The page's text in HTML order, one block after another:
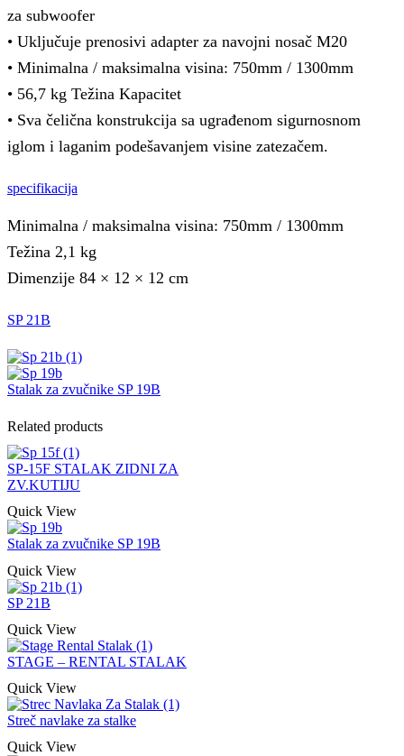
za subwoofer
• Uključuje prenosivi adapter za navojni nosač M20
• Minimalna / maksimalna visina: 750mm / 1300mm
• 56,7 kg Težina Kapacitet
• Sva čelična konstrukcija sa ugrađenom sigurnosnom
iglom i laganim podešavanjem visine zatezačem.
specifikacija
Minimalna / maksimalna visina: 750mm / 1300mm
Težina 2,1 kg
Dimenzije 84 × 12 × 12 cm
SP 21B
Stalak za zvučnike SP 19B
Related products
SP-15F STALAK ZIDNI ZA
ZV.KUTIJU
Quick View
Stalak za zvučnike SP 19B
Quick View
SP 21B
Quick View
STAGE – RENTAL STALAK
Quick View
Streč navlake za stalke
Quick View